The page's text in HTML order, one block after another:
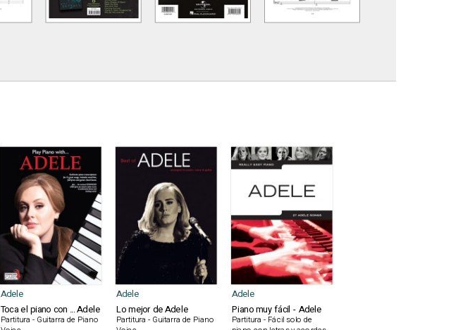
Adele Adele
Adele
Toca el piano con ... Adele
Partitura - Guitarra de Piano
Lo mejor de Adele
Partitura - Guitarra de Piano
Piano muy fácil - Adele
Partitura - Fácil solo de